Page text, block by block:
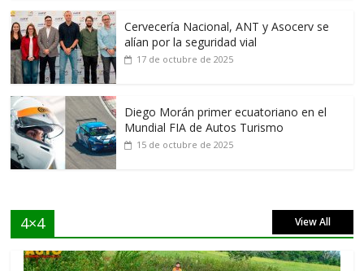
Cervecería Nacional, ANT y Asocerv se
alían por la seguridad vial
17 de octubre de 2025
Diego Morán primer ecuatoriano en el
Mundial FIA de Autos Turismo
15 de octubre de 2025
4×4 View All